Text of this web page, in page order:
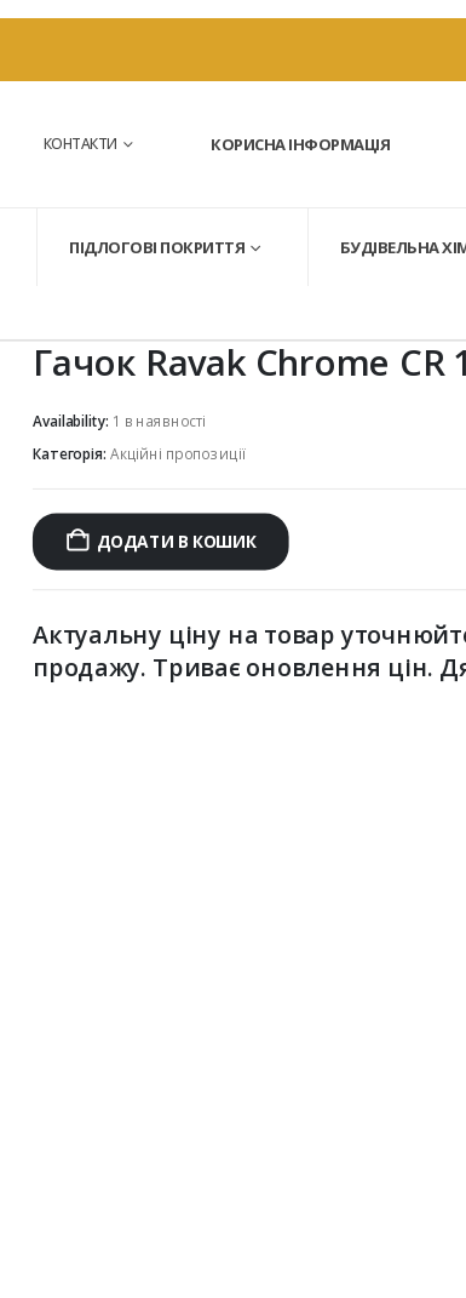
КОНТАКТИ КОРИСНА ІНФОРМАЦІЯ
ПІДЛОГОВІ ПОКРИТТЯ БУДІВЕЛЬНА
Гачок Ravak Chrome CR
Availability: 1 в наявності
Категорія: Акційні пропозиції
ДОДАТИ В КОШИК
Актуальну ціну на товар
продажу. Триває оновлення цін.